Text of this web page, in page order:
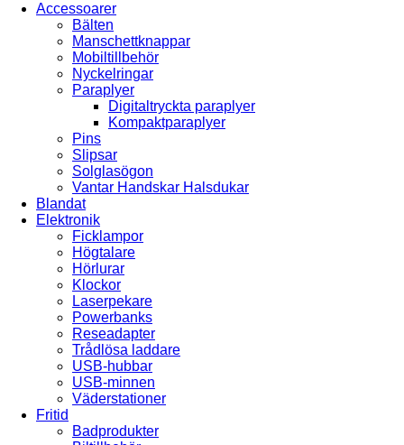
Accessoarer
Bälten
Manschettknappar
Mobiltillbehör
Nyckelringar
Paraplyer
Digitaltryckta paraplyer
Kompaktparaplyer
Pins
Slipsar
Solglasögon
Vantar Handskar Halsdukar
Blandat
Elektronik
Ficklampor
Högtalare
Hörlurar
Klockor
Laserpekare
Powerbanks
Reseadapter
Trådlösa laddare
USB-hubbar
USB-minnen
Väderstationer
Fritid
Badprodukter